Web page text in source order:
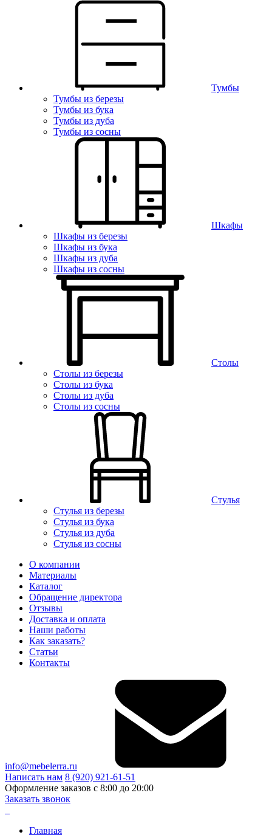
Тумбы
Тумбы из березы
Тумбы из бука
Тумбы из дуба
Тумбы из сосны
Шкафы
Шкафы из березы
Шкафы из бука
Шкафы из дуба
Шкафы из сосны
Столы
Столы из березы
Столы из бука
Столы из дуба
Столы из сосны
Стулья
Стулья из березы
Стулья из бука
Стулья из дуба
Стулья из сосны
О компании
Материалы
Каталог
Обращение директора
Отзывы
Доставка и оплата
Наши работы
Как заказать?
Статьи
Контакты
info@mebelerra.ru
Написать нам 8 (920) 921-61-51
Оформление заказов с 8:00 до 20:00
Заказать звонок
Главная